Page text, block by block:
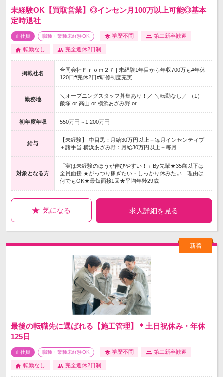
未経験OK【買取営業】◎インセン月100万以上可能◎基本
定時退社
正社員 職種・業種未経験OK 学歴不問 第二新卒歓迎
転勤なし 完全週休2日制
掲載社名
合同会社Ｆｒｏｍ２７ | 未経験1年目から年収700万も#年休
120日#完休2日#研修制度充実
勤務地
＼オープニングスタッフ募集あり！／ ＼転勤なし／ （1）
飯塚 or 高山 or 横浜あざみ野 or…
初年度年収 550万円～1,200万円
給与
【未経験】 中目黒：月給30万円以上＋毎月インセンティブ
＋諸手当 横浜あざみ野：月給30万円以上＋毎月…
対象となる方
「実は未経験のほうが伸びやすい！」By先輩★35歳以下は
全員面接 ★がっつり稼ぎたい・しっかり休みたい…理由は
何でもOK★最短面接1回★平均年齢29歳
気になる 求人詳細を見る
最後の転職先に選ばれる【施工管理】＊土日祝休み・年休
125日
正社員 職種・業種未経験OK 学歴不問 第二新卒歓迎
転勤なし 完全週休2日制